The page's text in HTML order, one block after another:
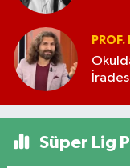
PROF.
Süper Lig